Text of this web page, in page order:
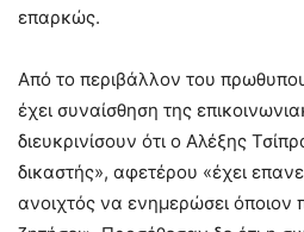
επαρκώς.
Από το περιβάλλον του
έχει συναίσθηση της
διευκρινίσουν ότι ο Αλέξης
δικαστής», αφετέρου «έχει
ανοιχτός να ενημερώσει όποιον